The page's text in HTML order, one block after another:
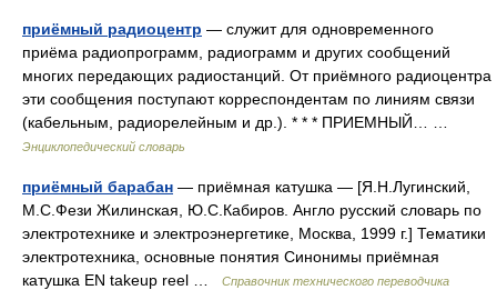
приёмный радиоцентр — служит для одновременного
приёма радиопрограмм, радиограмм и других сообщений
многих передающих радиостанций. От приёмного радиоцентра
эти сообщения поступают корреспондентам по линиям связи
(кабельным, радиорелейным и др.). * * * ПРИЕМНЫЙ… …
Энциклопедический словарь
приёмный барабан — приёмная катушка — [Я.Н.Лугинский,
М.С.Фези Жилинская, Ю.С.Кабиров. Англо русский словарь по
электротехнике и электроэнергетике, Москва, 1999 г.] Тематики
электротехника, основные понятия Синонимы приёмная
катушка EN takeup reel …
Справочник технического переводчика